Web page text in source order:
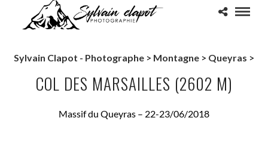
Sylvain Clapot - Photographe > Montagne > Queyras >
COL DES MARSAILLES (2602 M)
Massif du Queyras – 22-23/06/2018